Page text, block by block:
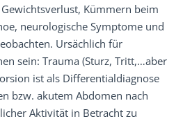
Kümmern beim
neurologische Symptome und
Ursächlich für
sein: Trauma (Sturz, Tritt,…aber
ist als Differentialdiagnose
bzw. akutem Abdomen nach
Aktivität in Betracht zu